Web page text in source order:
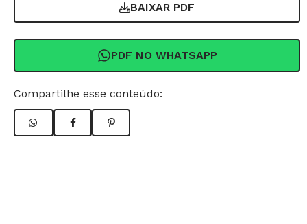
BAIXAR PDF
PDF NO WHATSAPP
Compartilhe esse conteúdo: